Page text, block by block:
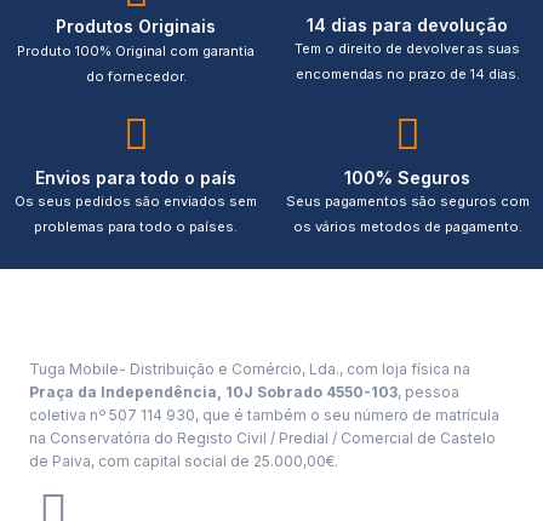
Produtos Originais
Produto 100% Original com garantia
do fornecedor.
14 dias para devolução
Tem o direito de devolver as suas
encomendas no prazo de 14 dias.
Envios para todo o país
Os seus pedidos são enviados sem
problemas para todo o países.
100% Seguros
Seus pagamentos são seguros com
os vários metodos de pagamento.
Tuga Mobile- Distribuição e Comércio, Lda., com loja física na
Praça da Independência, 10J Sobrado 4550-103, pessoa
coletiva nº 507 114 930, que é também o seu número de matrícula
na Conservatória do Registo Civil / Predial / Comercial de Castelo
de Paiva, com capital social de 25.000,00€.